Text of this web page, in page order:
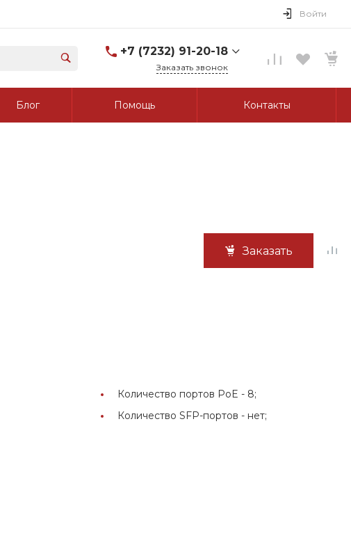
Войти
+7 (7232) 91-20-18
г. Усть-Каменогорск, ул.
Заказать звонок
Блог Помощь Контакты
Заказать
Количество портов PoE - 8;
Количество SFP-портов - нет;